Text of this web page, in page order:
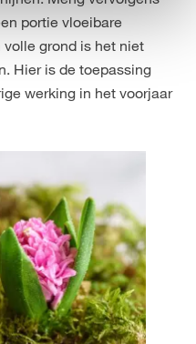
portie vloeibare
grond is het niet
Hier is de toepassing
werking in het voorjaar